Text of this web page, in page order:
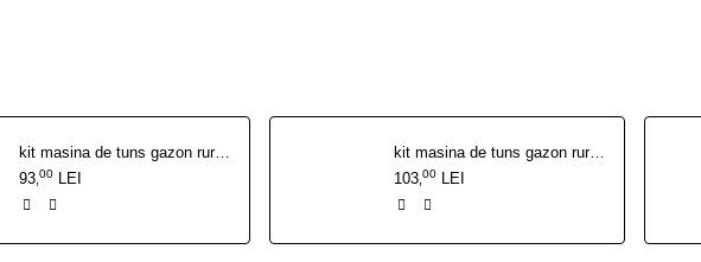
kit masina de tuns gazon ruris rx200s {cutit functie mulching, filtru aer, bujie, kit surub}
93 00 LEI
kit masina de tuns gazon ruris rx221s {cutit functie mulching, filtru aer, bujie, kit surub}
103 00 LEI